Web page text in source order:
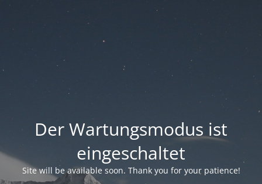
Der Wartungsmodus ist
eingeschaltet
Site will be available soon. Thank you for your patience!